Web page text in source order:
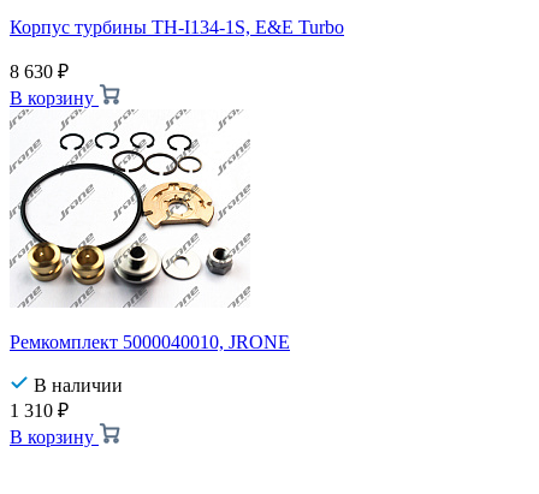
Корпус турбины TH-I134-1S, E&E Turbo
8 630 ₽
В корзину
Ремкомплект 5000040010, JRONE
В наличии
1 310 ₽
В корзину